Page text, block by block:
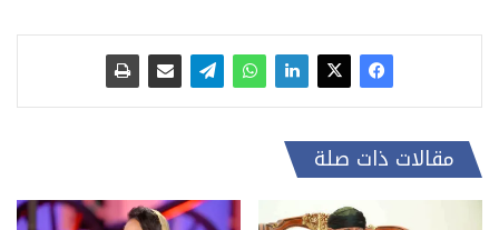
مقالات ذات صلة